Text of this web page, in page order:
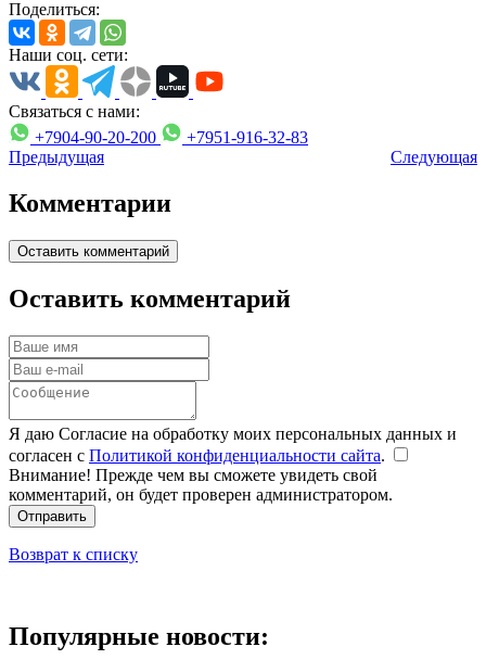
Поделиться:
Наши соц. сети:
Связаться с нами:
+7904-90-20-200
+7951-916-32-83
Предыдущая
Следующая
Комментарии
Оставить комментарий
Оставить комментарий
Я даю Согласие на обработку моих персональных данных и
согласен с Политикой конфиденциальности сайта.
Внимание! Прежде чем вы сможете увидеть свой
комментарий, он будет проверен администратором.
Отправить
Возврат к списку
Популярные новости: